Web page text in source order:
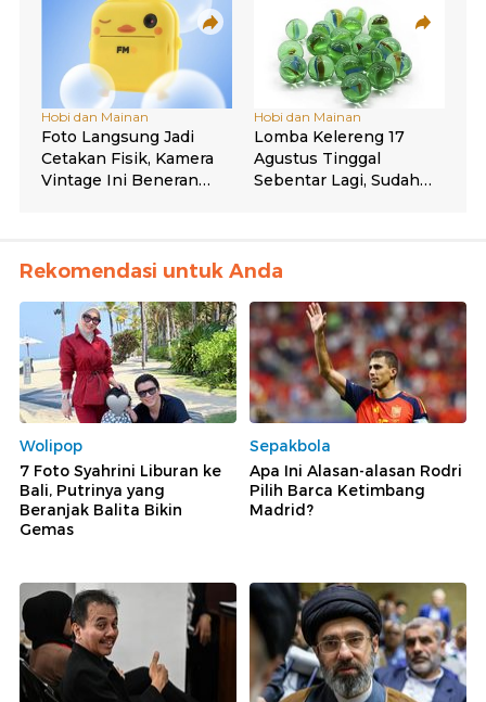
Rekomendasi untuk Anda
Wolipop
7 Foto Syahrini Liburan ke
Bali, Putrinya yang
Beranjak Balita Bikin
Gemas
Sepakbola
Apa Ini Alasan-alasan Rodri
Pilih Barca Ketimbang
Madrid?